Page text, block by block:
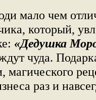
мало чем
который,
«Дедушка
чуда.
магического
раз и